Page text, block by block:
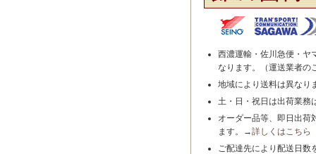
西濃運輸・佐川急便・ヤ
なります。（運送業者の
地域により送料は異なり
土・日・祝日は出荷業務
オーダー品等、即日出荷
ます。→詳しくはこちら
ご配達先により配送日数